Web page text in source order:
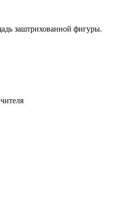
заштрихованной фигуры.